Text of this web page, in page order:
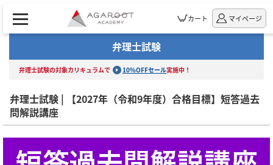
カート マイページ
弁理士試験
弁理士試験の対象カリキュラムで 10%OFFセール実施中！
弁理士試験 | 【2027年（令和9年度）合格目標】短答過去
問解説講座